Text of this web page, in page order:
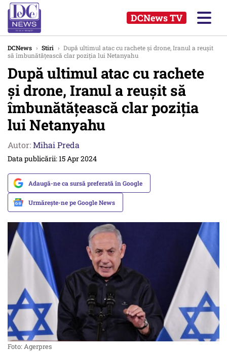
DCNews TV
DCNews › Stiri › După ultimul atac cu rachete și drone, Iranul a reușit
să îmbunătățească clar poziția lui Netanyahu
După ultimul atac cu rachete
și drone, Iranul a reușit să
îmbunătățească clar poziția
lui Netanyahu
Autor:Mihai Preda
Data publicării: 15 Apr 2024
Adaugă-ne ca sursă preferată în Google
Urmărește-ne pe Google News
Foto: Agerpres